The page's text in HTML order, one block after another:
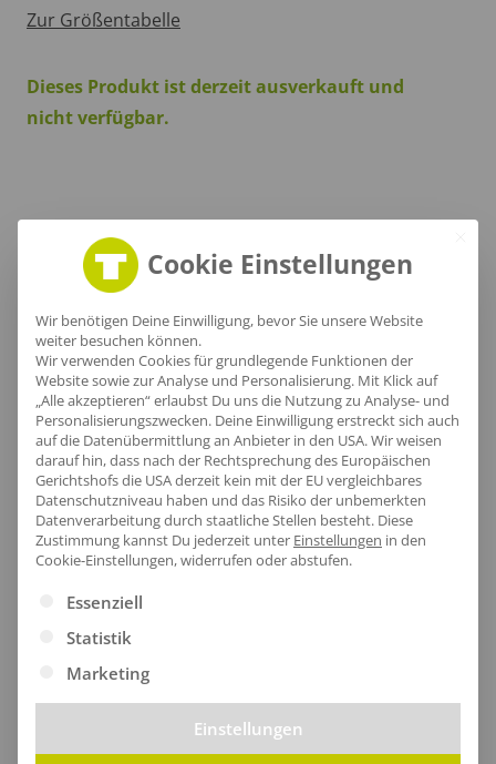
Zur Größentabelle
Dieses Produkt ist derzeit ausverkauft und
nicht verfügbar.
Produktinfo
Artikel-Nr.:NE90025
Geschlecht:Unisex
Obermaterial:100% Baumwolle
Grammatur:210 g/m²
Pflegehinweis:40 °C waschbar|Bügeln
erlaubt|Trockner geeignet
Zertifikate: Bio-Baumwolle|EU Ecolabel|Faire
Arbeitsbedingungen|Fairtrade-zertifizierte
Baumwolle|Oeko-Tex 100|SA8000
Größentabelle
Cookie Einstellungen
Wir benötigen Deine Einwilligung, bevor Sie unsere Website
weiter besuchen können.
Wir verwenden Cookies für grundlegende Funktionen der
Website sowie zur Analyse und Personalisierung. Mit Klick auf
„Alle akzeptieren“ erlaubst Du uns die Nutzung zu Analyse- und
Personalisierungszwecken. Deine Einwilligung erstreckt sich auch
auf die Datenübermittlung an Anbieter in den USA. Wir weisen
darauf hin, dass nach der Rechtsprechung des Europäischen
Gerichtshofs die USA derzeit kein mit der EU vergleichbares
Datenschutzniveau haben und das Risiko der unbemerkten
Datenverarbeitung durch staatliche Stellen besteht. Diese
Zustimmung kannst Du jederzeit unter Einstellungen in den
Cookie-Einstellungen, widerrufen oder abstufen.
Es folgt eine Liste der Service-Gruppen, für die eine
Essenziell
Statistik
Marketing
Einstellungen